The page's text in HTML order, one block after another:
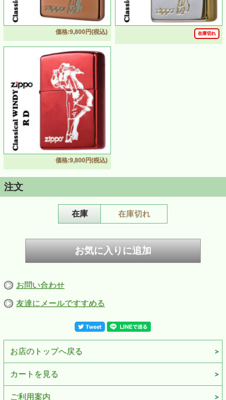
ZIPPO/人気の「WINDY」デザイン クラシカル ウィンデ
ィ イオンコートブルー オイルライター CL-WINDY-BL
・長い間ZIPPOファンに愛され続けるWindyをモチーフに
したジッポーライター
・光沢が魅力のイオンコートブルーにニッケル色が映えて
大変美しいデザイン
・ZIPPOロゴ入りでとてもおしゃれな仕上がりです
・マニア・コレクターの方に限らず、ギフト・プレゼント
【Windy ウィンディ】
zippo創業者 ジョージ・ブレイズデルが出したzippoの広告
に描かれていた“風の中でタバコに火をつける女性”。
"Windy"の愛称で現在でも世界中で愛されています。
■仕様：200FBベース、エッチング＋イオンコートブルー/
■サイズ：H57mm W38mm D13mm 重さ54ｇ（乾燥時）
■ZIPPOケース：レギュラーケース
■付属品：ZIPPO専用紙箱、ZIPPO社永久保証書
※お客様のご利用のブラウザの環境により商品の色合いが
価格:9,800円(税込) 在庫切れ
価格:9,800円(税込)
注文
在庫 在庫切れ
お問い合わせ
友達にメールですすめる
お店のトップへ戻る
カートを見る
ご利用案内